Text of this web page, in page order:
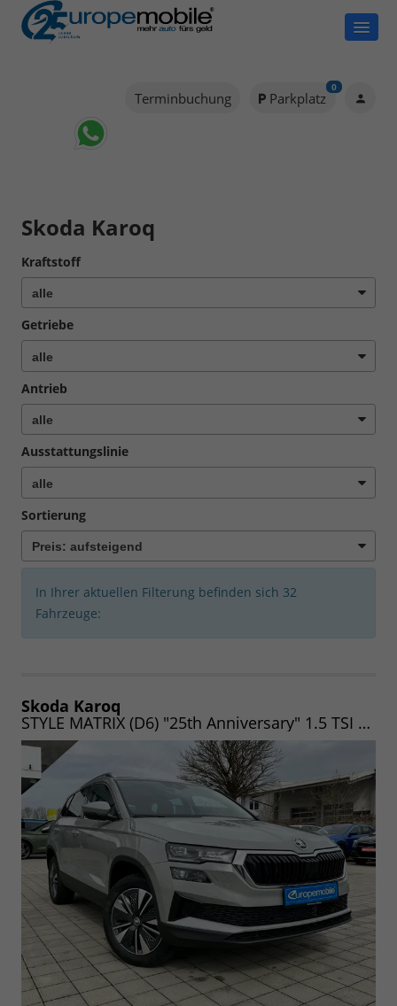
Terminbuchung Parkplatz
0
Skoda Karoq
Kraftstoff
Getriebe
Antrieb
Ausstattungslinie
Sortierung
In Ihrer aktuellen Filterung befinden sich 32
Fahrzeuge:
Skoda Karoq
STYLE MATRIX (D6) "25th Anniversary" 1.5 TSI 150 DSG (Lager) MATRIX|NAV|WINTER|AHK|UVM.